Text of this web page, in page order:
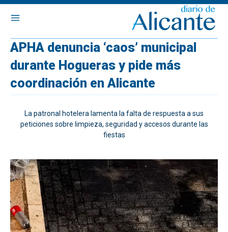
APHA denuncia ‘caos’ municipal
durante Hogueras y pide más
coordinación en Alicante
La patronal hotelera lamenta la falta de respuesta a sus
peticiones sobre limpieza, seguridad y accesos durante las
fiestas